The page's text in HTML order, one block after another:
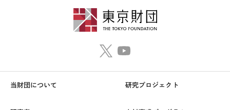
当財団について 研究プロジェクト